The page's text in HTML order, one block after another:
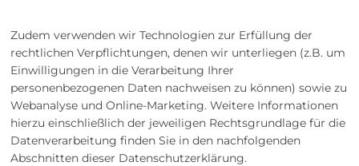
Zudem verwenden wir Technologien zur Erfüllung der
rechtlichen Verpflichtungen, denen wir unterliegen (z.B. um
Einwilligungen in die Verarbeitung Ihrer
personenbezogenen Daten nachweisen zu können) sowie zu
Webanalyse und Online-Marketing. Weitere Informationen
hierzu einschließlich der jeweiligen Rechtsgrundlage für die
Datenverarbeitung finden Sie in den nachfolgenden
Abschnitten dieser Datenschutzerklärung.